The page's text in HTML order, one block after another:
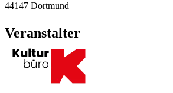
44147 Dortmund
Veranstalter